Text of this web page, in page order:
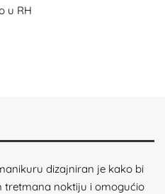
u RH
dizajniran je kako bi
tretmana noktiju i omogućio